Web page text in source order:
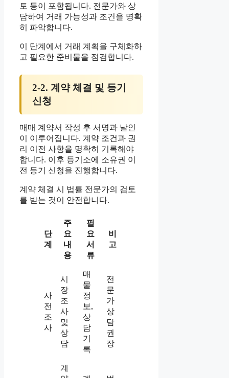
토 등이 포함됩니다. 전문가와 상
담하여 거래 가능성과 조건을 명확
히 파악합니다.
이 단계에서 거래 계획을 구체화하
고 필요한 준비물을 점검합니다.
2-2. 계약 체결 및 등기
신청
매매 계약서 작성 후 서명과 날인
이 이루어집니다. 계약 조건과 권
리 이전 사항을 명확히 기록해야
합니다. 이후 등기소에 소유권 이
전 등기 신청을 진행합니다.
계약 체결 시 법률 전문가의 검토
를 받는 것이 안전합니다.
단
계
주
요
내
용
필
요
서
류
비
고
사
전
조
사
시
장
조
사
및
상
담
매
물
정
보,
상
담
기
록
전
문
가
상
담
권
장
계